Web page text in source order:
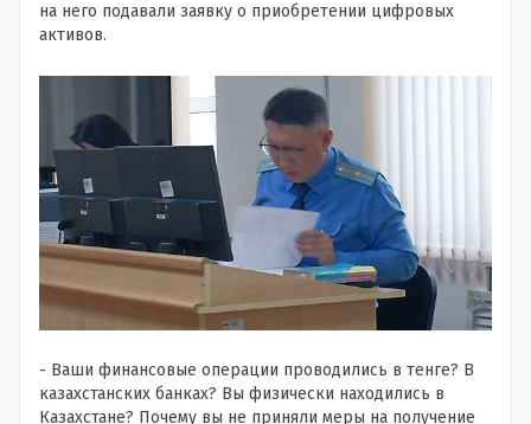
на него подавали заявку о приобретении цифровых
активов.
- Ваши финансовые операции проводились в тенге? В
казахстанских банках? Вы физически находились в
Казахстане? Почему вы не приняли меры на получение